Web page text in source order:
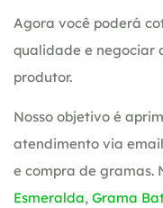
Agora você poderá
qualidade e negociar
produtor.
Nosso objetivo é
atendimento via
e compra de gramas.
Esmeralda, Grama